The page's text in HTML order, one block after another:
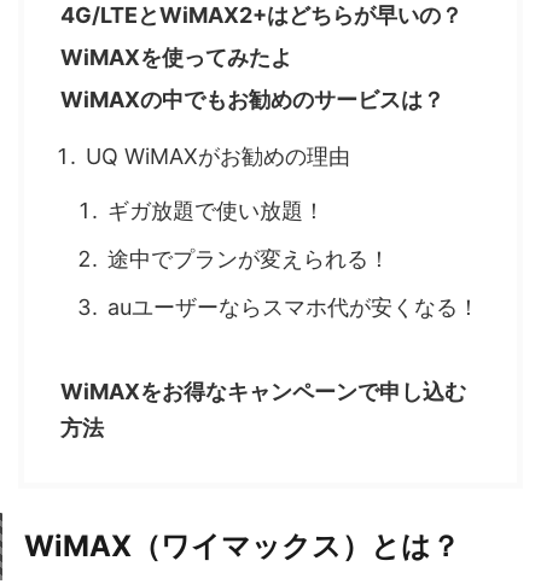
4G/LTEとWiMAX2+はどちらが早いの？
WiMAXを使ってみたよ
WiMAXの中でもお勧めのサービスは？
UQ WiMAXがお勧めの理由
ギガ放題で使い放題！
途中でプランが変えられる！
auユーザーならスマホ代が安くなる！
WiMAXをお得なキャンペーンで申し込む
方法
WiMAX（ワイマックス）とは？